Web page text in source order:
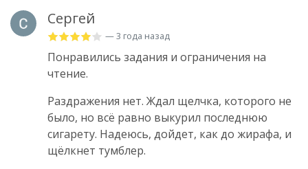
Сергей
— 3 года назад
Понравились задания и ограничения на
чтение.
Раздражения нет. Ждал щелчка, которого не
было, но всё равно выкурил последнюю
сигарету. Надеюсь, дойдет, как до жирафа, и
щёлкнет тумблер.